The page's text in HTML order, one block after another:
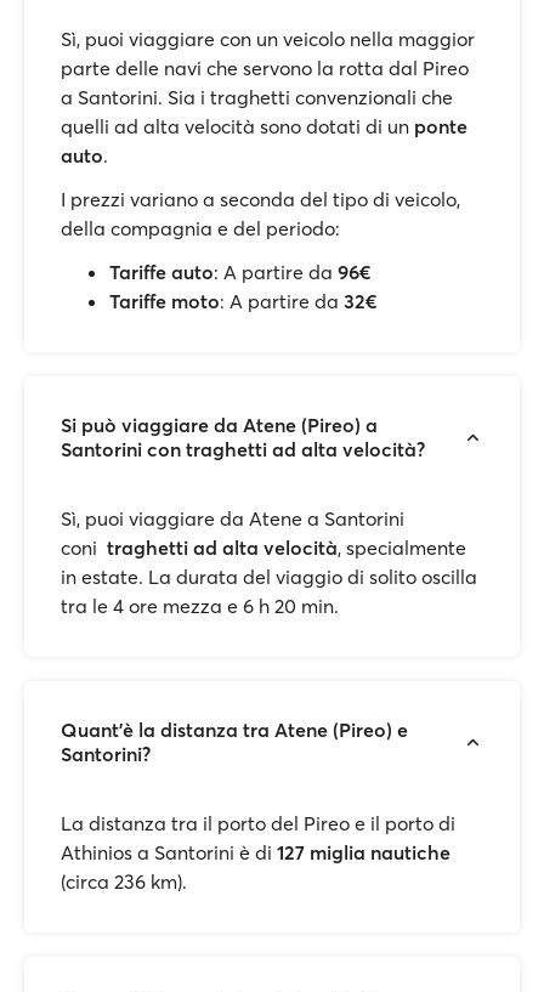
Sì, puoi viaggiare con un veicolo nella maggior
parte delle navi che servono la rotta dal Pireo
a Santorini. Sia i traghetti convenzionali che
quelli ad alta velocità sono dotati di un ponte
auto.
I prezzi variano a seconda del tipo di veicolo,
della compagnia e del periodo:
Tariffe auto: A partire da 96€
Tariffe moto: A partire da 32€
Si può viaggiare da Atene (Pireo) a
Santorini con traghetti ad alta velocità?
Sì, puoi viaggiare da Atene a Santorini
coni traghetti ad alta velocità, specialmente
in estate. La durata del viaggio di solito oscilla
tra le 4 ore mezza e 6 h 20 min.
Quant’è la distanza tra Atene (Pireo) e
Santorini?
La distanza tra il porto del Pireo e il porto di
Athinios a Santorini è di 127 miglia nautiche
(circa 236 km).